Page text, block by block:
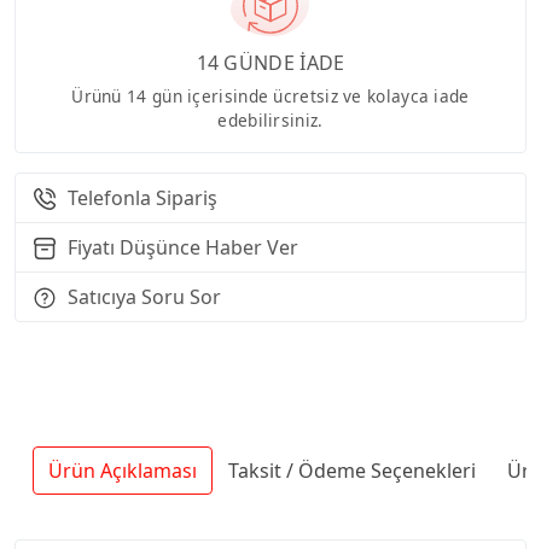
14 GÜNDE İADE
Ürünü 14 gün içerisinde ücretsiz ve kolayca iade
edebilirsiniz.
Telefonla Sipariş
Fiyatı Düşünce Haber Ver
Satıcıya Soru Sor
Ürün Açıklaması Taksit / Ödeme Seçenekleri